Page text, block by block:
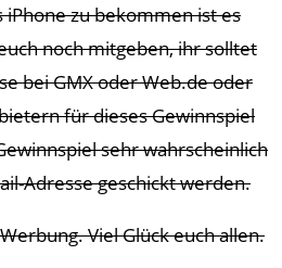
iPhone zu bekommen ist es
noch mitgeben, ihr solltet
bei GMX oder Web.de oder
für dieses Gewinnspiel
sehr wahrscheinlich
Adresse geschickt werden.
Viel Glück euch allen.